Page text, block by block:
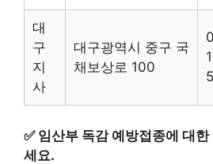
대
구
지
사
대구광역시 중구 국
채보상로 100
✅ 임산부 독감 예방접종에 대
세요.